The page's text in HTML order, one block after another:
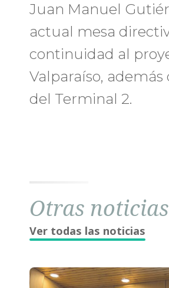
Juan Manuel
actual mesa
continuidad al
Valparaíso,
del Terminal 2.
Otras noticias
Ver todas las noticias